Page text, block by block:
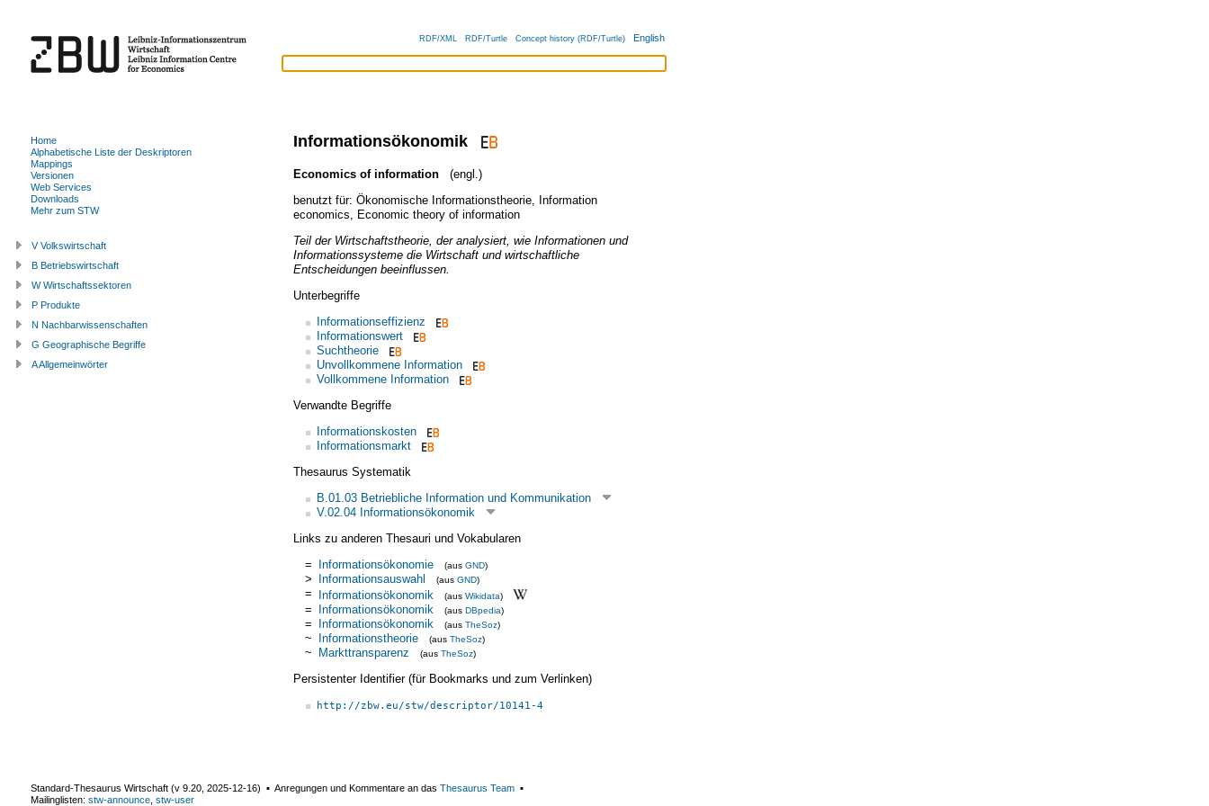
RDF/XML RDF/Turtle Concept history (RDF/Turtle) English
Informationsökonomik
Economics of information
(engl.)
benutzt für: Ökonomische Informationstheorie, Information
economics
Economic theory of information
Teil der Wirtschaftstheorie, der analysiert, wie Informationen und
Informationssysteme die Wirtschaft und wirtschaftliche
Entscheidungen beeinflussen.
Unterbegriffe
Informationseffizienz
Informationswert
Suchtheorie
Unvollkommene Information
Vollkommene Information
Verwandte Begriffe
Informationskosten
Informationsmarkt
Thesaurus Systematik
B.01.03 Betriebliche Information und Kommunikation
V.02.04 Informationsökonomik
Links zu anderen Thesauri und Vokabularen
= Informationsökonomie (aus GND)
> Informationsauswahl (aus GND)
= Informationsökonomik (aus Wikidata)
= Informationsökonomik (aus DBpedia)
= Informationsökonomik (aus TheSoz)
~ Informationstheorie (aus TheSoz)
~ Markttransparenz (aus TheSoz)
Persistenter Identifier (für Bookmarks und zum Verlinken)
http://zbw.eu/stw/descriptor/10141-4
Home
Alphabetische Liste der Deskriptoren
Mappings
Versionen
Web Services
Downloads
Mehr zum STW
V Volkswirtschaft
B Betriebswirtschaft
W Wirtschaftssektoren
P Produkte
N Nachbarwissenschaften
G Geographische Begriffe
A Allgemeinwörter
Standard-Thesaurus Wirtschaft (v 9.20 2025-12-16) ▪ Anregungen und Kommentare an das Thesaurus Team ▪
Mailinglisten: stw-announce stw-user